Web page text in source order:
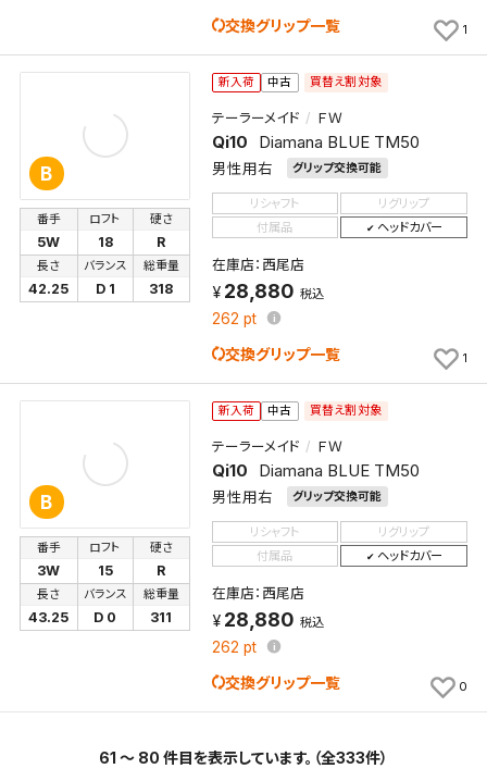
交換グリップ一覧 1
B
新入荷 中古 買替え割対象
テーラーメイド ＦＷ
Qi10 Diamana BLUE TM50
男性用右 グリップ交換可能
番手
5W
ロフト
18
硬さ
R
長さ
42.25
バランス
D 1
総重量
318
リシャフト
リグリップ
付属品
ヘッドカバー
在庫店：西尾店
28,880 税込
262 pt
交換グリップ一覧 1
B
新入荷 中古 買替え割対象
テーラーメイド ＦＷ
Qi10 Diamana BLUE TM50
男性用右 グリップ交換可能
番手
3W
ロフト
15
硬さ
R
長さ
43.25
バランス
D 0
総重量
311
リシャフト
リグリップ
付属品
ヘッドカバー
在庫店：西尾店
28,880 税込
262 pt
交換グリップ一覧 0
61 ～ 80 件目を表示しています。（全333件）